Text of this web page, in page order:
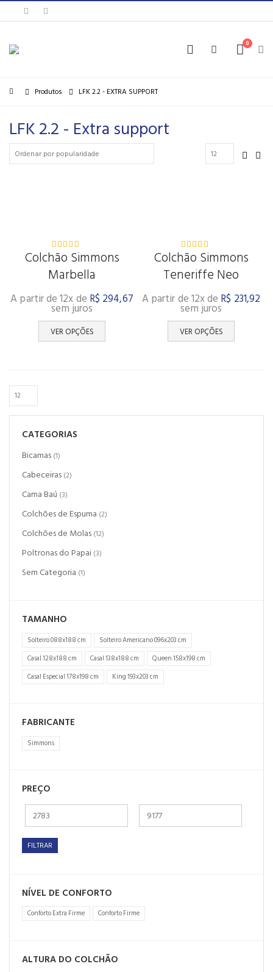
0
Produtos LFK 2.2 - EXTRA SUPPORT
LFK 2.2 - Extra support
5.00 out
of 5
Colchão Simmons
Marbella
A partir de 12x de R$ 294,67
sem juros
VER OPÇÕES
5.00 out
of 5
Colchão Simmons
Teneriffe Neo
A partir de 12x de R$ 231,92
sem juros
VER OPÇÕES
CATEGORIAS
Bicamas (1)
Cabeceiras (2)
Cama Baú (3)
Colchões de Espuma (2)
Colchões de Molas (12)
Poltronas do Papai (3)
Sem Categoria (1)
TAMANHO
Solteiro 088x188 cm
Solteiro Americano 096x203 cm
Casal 128x188 cm
Casal 138x188 cm
Queen 158x198 cm
Casal Especial 178x198 cm
King 193x203 cm
FABRICANTE
Simmons
PREÇO
FILTRAR
NÍVEL DE CONFORTO
Conforto Extra Firme Conforto Firme
ALTURA DO COLCHÃO